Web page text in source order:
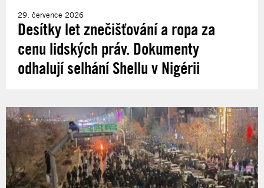
29. července 2026
Desítky let znečišťování a ropa za
cenu lidských práv. Dokumenty
odhalují selhání Shellu v Nigérii